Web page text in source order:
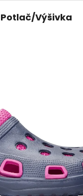
Potlač/Výšivka